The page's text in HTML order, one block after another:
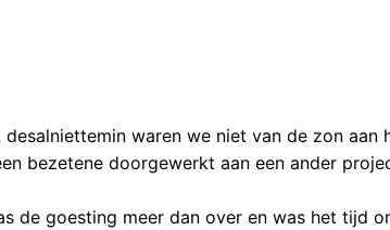
waren we niet van de zon aan
bezetene doorgewerkt aan een ander
de goesting meer dan over en was het tijd